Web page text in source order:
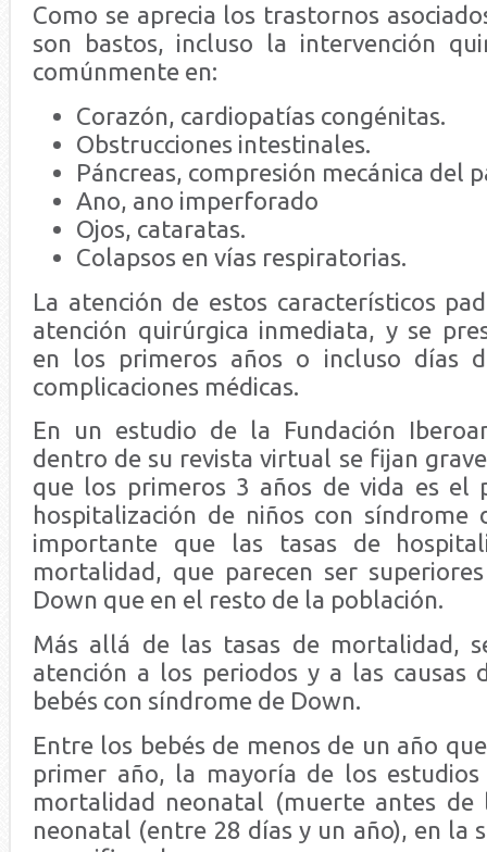
Como se aprecia los trastornos
son bastos, incluso la intervención
comúnmente en:
Corazón, cardiopatías congénitas.
Obstrucciones intestinales.
Páncreas, compresión mecánica del
Ano, ano imperforado
Ojos, cataratas.
Colapsos en vías respiratorias.
La atención de estos característicos
atención quirúrgica inmediata, y se
en los primeros años o incluso días
complicaciones médicas.
En un estudio de la Fundación
dentro de su revista virtual se fijan
que los primeros 3 años de vida es el
hospitalización de niños con síndrome
importante que las tasas de
mortalidad, que parecen ser
Down que en el resto de la población.
Más allá de las tasas de mortalidad,
atención a los periodos y a las causas
bebés con síndrome de Down.
Entre los bebés de menos de un año
primer año, la mayoría de los
mortalidad neonatal (muerte antes de
neonatal (entre 28 días y un año), en la